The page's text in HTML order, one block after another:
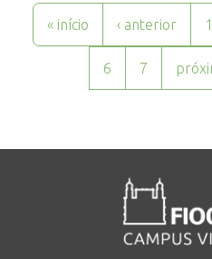
« início ‹ anterior 1
6 7